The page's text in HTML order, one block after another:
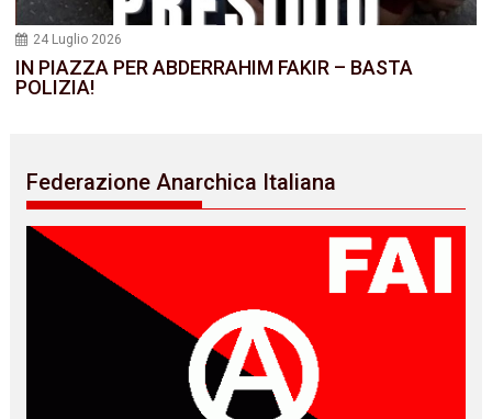
24 Luglio 2026
IN PIAZZA PER ABDERRAHIM FAKIR – BASTA
POLIZIA!
Federazione Anarchica Italiana